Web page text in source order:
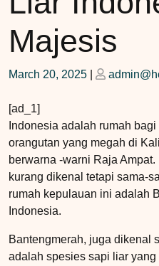
Majesis
Posted
March 20, 2025
Posted
[ad_1]
Indonesia adalah rumah
orangutan yang megah di
berwarna -warni Raja
kurang dikenal tetapi sama-
rumah kepulauan ini adalah
Indonesia.
Bantengmerah, juga dikenal
adalah spesies sapi liar